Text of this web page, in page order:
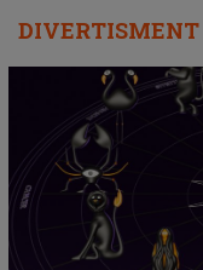
DIVERTISMENT